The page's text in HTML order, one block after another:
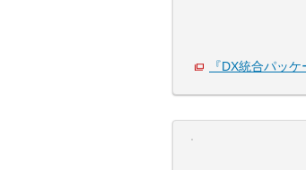
『DX統合パッ